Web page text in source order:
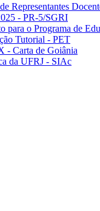
Representantes
- PR-5/SGRI
para o Programa de
Tutorial - PET
- Carta de Goiânia
da UFRJ - SIAc